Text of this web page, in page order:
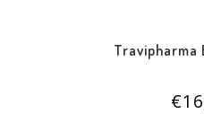
Travipharma